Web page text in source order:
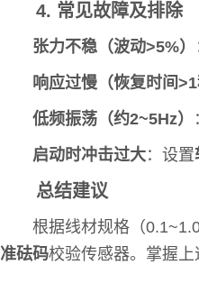
4. 常见故障及排除
张力不稳（波动>5%）
响应过慢（恢复时间>1
低频振荡（约2~5Hz）
启动时冲击过大：设置
总结建议
根据线材规格（
准砝码校验传感器。掌握